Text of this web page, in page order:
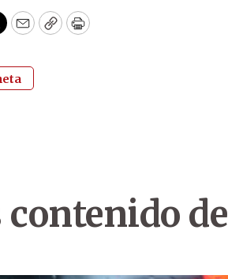
EmailCopyPrint